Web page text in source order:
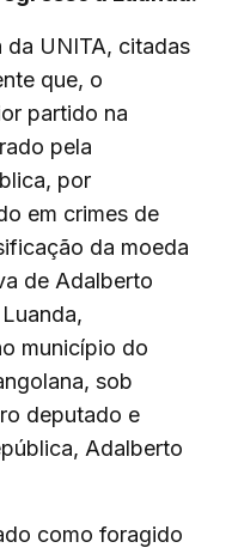
da UNITA, citadas
que, o
partido na
pela
por
em crimes de
da moeda
de Adalberto
município do
sob
deputado e
Adalberto
como foragido